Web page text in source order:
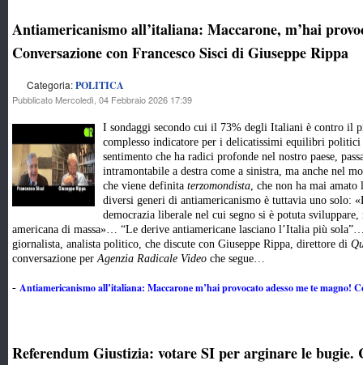
Antiamericanismo all’italiana: Maccarone, m’hai
Conversazione con Francesco Sisci di Giuseppe Rippa
Categoria:POLITICA
Pubblicato Mercoledì, 04 Febbraio 2026 17:39
I sondaggi secondo cui il 73% degli Italiani è contro il
complesso indicatore per i delicatissimi equilibri
sentimento che ha radici profonde nel nostro paese,
intramontabile a destra come a sinistra, ma anche nel
che viene definita terzomondista, che non ha mai
diversi generi di antiamericanismo è tuttavia uno solo:
democrazia liberale nel cui segno si è potuta
americana di massa»… “Le derive antiamericane lasciano l’Italia più
giornalista, analista politico, che discute con Giuseppe Rippa, direttore di
conversazione perAgenzia Radicale Video che segue…
- Antiamericanismo all’italiana: Maccarone m’hai provocato adesso me te magno!
Referendum Giustizia: votare SI per arginare le bugie.